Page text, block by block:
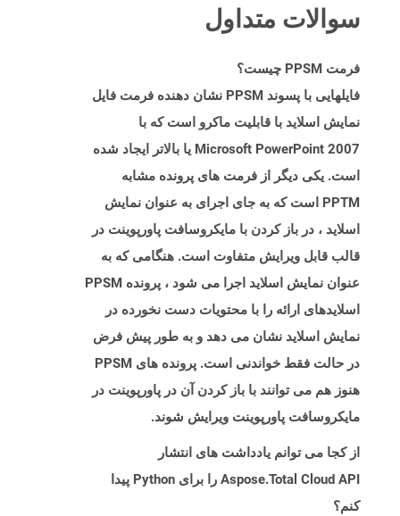
سوالات متداول
فرمت PPSM چیست؟
فایلهایی با پسوند PPSM نشان دهنده فرمت فایل
نمایش اسلاید با قابلیت ماکرو است که با
Microsoft PowerPoint 2007 یا بالاتر ایجاد شده
است. یکی دیگر از فرمت های پرونده مشابه
PPTM است که به جای اجرای به عنوان نمایش
اسلاید ، در باز کردن با مایکروسافت پاورپوینت در
قالب قابل ویرایش متفاوت است. هنگامی که به
عنوان نمایش اسلاید اجرا می شود ، پرونده PPSM
اسلایدهای ارائه را با محتویات دست نخورده در
نمایش اسلاید نشان می دهد و به طور پیش فرض
در حالت فقط خواندنی است. پرونده های PPSM
هنوز هم می توانند با باز کردن آن در پاورپوینت در
مایکروسافت پاورپوینت ویرایش شوند.
از کجا می توانم یادداشت های انتشار
Aspose.Total Cloud API را برای Python پیدا
کنم؟